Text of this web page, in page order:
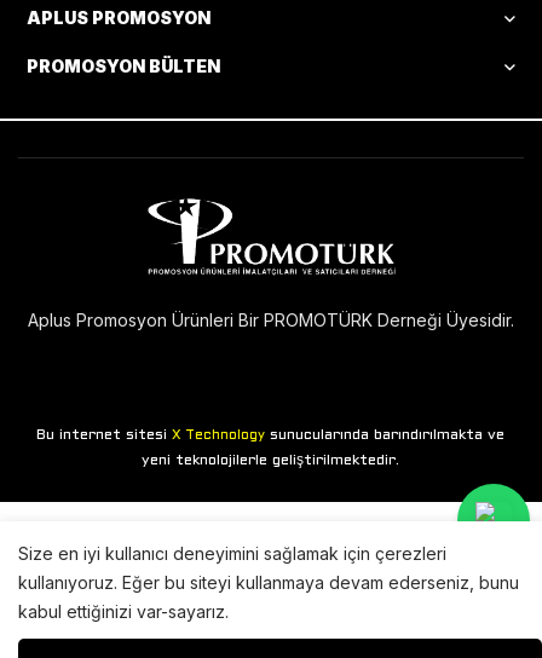
APLUS PROMOSYON
PROMOSYON BÜLTEN
Aplus Promosyon Ürünleri Bir PROMOTÜRK Derneği Üyesidir.
Bu internet sitesiX Technology sunucularında barındırılmakta ve
yeni teknolojilerle geliştirilmektedir.
Size en iyi kullanıcı deneyimini sağlamak için çerezleri
kullanıyoruz. Eğer bu siteyi kullanmaya devam ederseniz, bunu
kabul ettiğinizi var-sayarız.